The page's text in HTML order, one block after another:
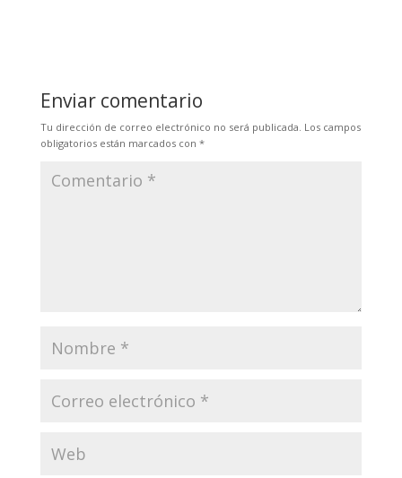
Enviar comentario
Tu dirección de correo electrónico no será publicada. Los campos
obligatorios están marcados con *